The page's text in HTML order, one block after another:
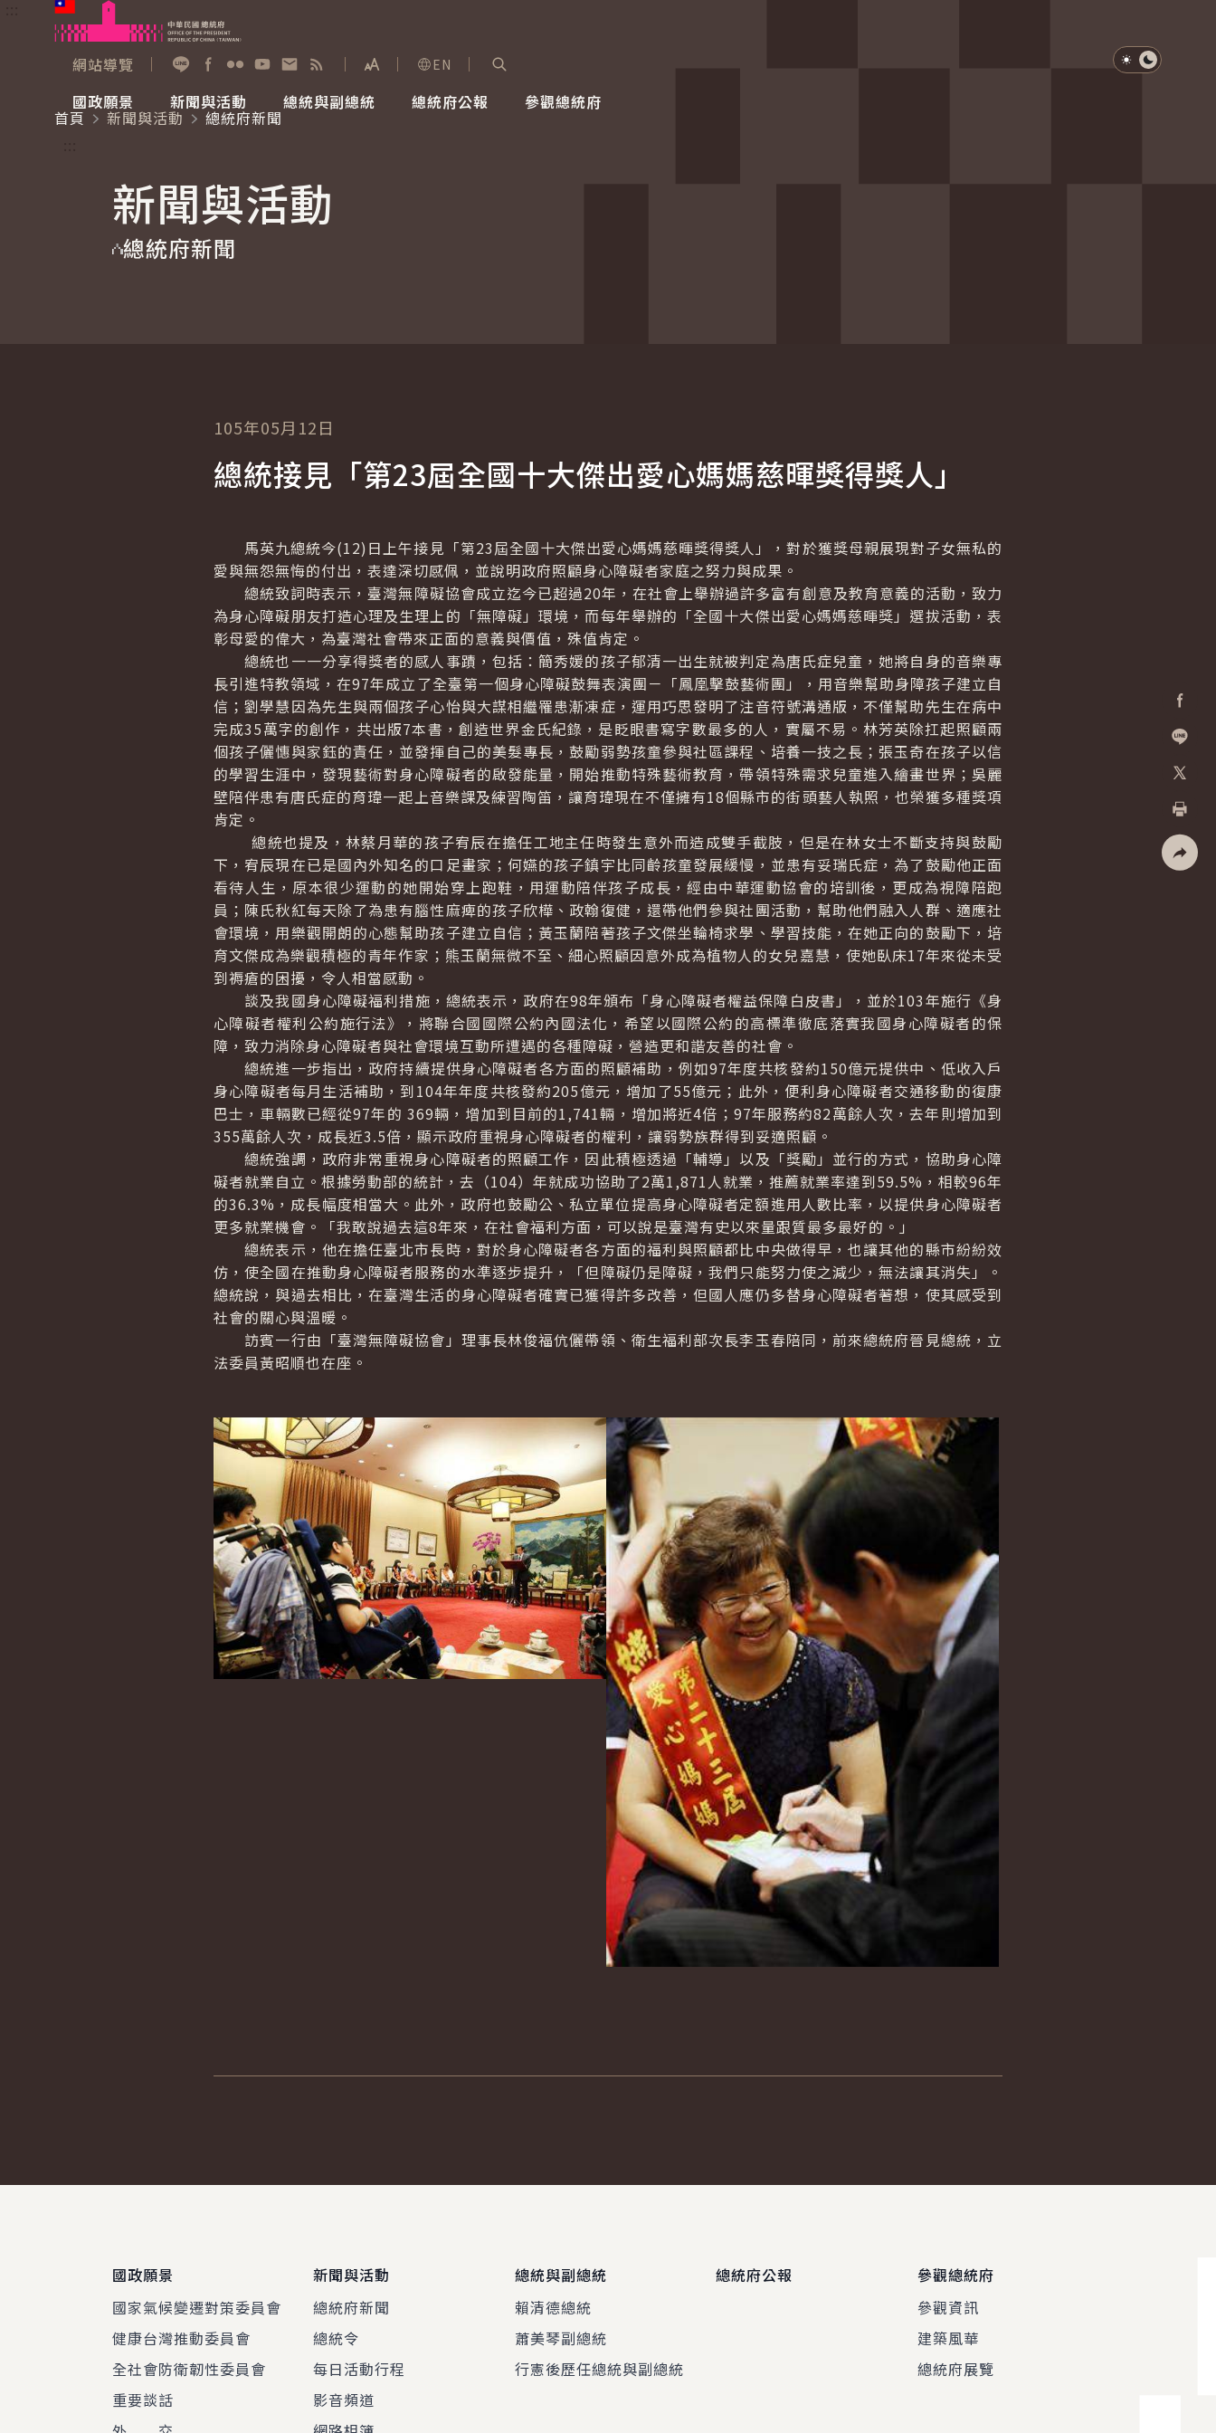
跳到主要內容
網站導覽
展開字級選單
EN
國政願景
國家氣候變遷對策委員會
重要談話
新聞與活動
總統府新聞
影音頻道
總統與副總統
賴清德總統
總統府公報 參觀總統府
參觀資訊
淺色模式
深色模式
首頁
新聞與活動
總統府新聞
新聞與活動
總統府新聞
加入好
列印
105年05月12日
總統接見「第23屆全國十大傑出愛心媽媽慈暉獎得獎人」
馬英九總統今(12)日上午接見「第23屆全國十大傑出愛心媽媽慈暉獎得獎人」，對於獲獎母親展現對子女無私的
愛與無怨無悔的付出，表達深切感佩，並說明政府照顧身心障礙者家庭之努力與成果。
總統致詞時表示，臺灣無障礙協會成立迄今已超過20年，在社會上舉辦過許多富有創意及教育意義的活動，致力
為身心障礙朋友打造心理及生理上的「無障礙」環境，而每年舉辦的「全國十大傑出愛心媽媽慈暉獎」選拔活動，表
彰母愛的偉大，為臺灣社會帶來正面的意義與價值，殊值肯定。
總統也一一分享得獎者的感人事蹟，包括：簡秀媛的孩子郁清一出生就被判定為唐氏症兒童，她將自身的音樂專
長引進特教領域，在97年成立了全臺第一個身心障礙鼓舞表演團－「鳳凰擊鼓藝術團」，用音樂幫助身障孩子建立自
信；劉學慧因為先生與兩個孩子心怡與大謀相繼罹患漸凍症，運用巧思發明了注音符號溝通版，不僅幫助先生在病中
完成35萬字的創作，共出版7本書，創造世界金氏紀錄，是眨眼書寫字數最多的人，實屬不易。林芳英除扛起照顧兩
個孩子儷憓與家鈺的責任，並發揮自己的美髮專長，鼓勵弱勢孩童參與社區課程、培養一技之長；張玉奇在孩子以信
的學習生涯中，發現藝術對身心障礙者的啟發能量，開始推動特殊藝術教育，帶領特殊需求兒童進入繪畫世界；吳麗
壁陪伴患有唐氏症的育瑋一起上音樂課及練習陶笛，讓育瑋現在不僅擁有18個縣市的街頭藝人執照，也榮獲多種獎項
肯定。
總統也提及，林蔡月華的孩子宥辰在擔任工地主任時發生意外而造成雙手截肢，但是在林女士不斷支持與鼓勵
下，宥辰現在已是國內外知名的口足畫家；何嬿的孩子鎮宇比同齡孩童發展緩慢，並患有妥瑞氏症，為了鼓勵他正面
看待人生，原本很少運動的她開始穿上跑鞋，用運動陪伴孩子成長，經由中華運動協會的培訓後，更成為視障陪跑
員；陳氏秋紅每天除了為患有腦性麻痺的孩子欣樺、政翰復健，還帶他們參與社團活動，幫助他們融入人群、適應社
會環境，用樂觀開朗的心態幫助孩子建立自信；黃玉蘭陪著孩子文傑坐輪椅求學、學習技能，在她正向的鼓勵下，培
育文傑成為樂觀積極的青年作家；熊玉蘭無微不至、細心照顧因意外成為植物人的女兒嘉慧，使她臥床17年來從未受
到褥瘡的困擾，令人相當感動。
談及我國身心障礙福利措施，總統表示，政府在98年頒布「身心障礙者權益保障白皮書」，並於103年施行《身
心障礙者權利公約施行法》，將聯合國國際公約內國法化，希望以國際公約的高標準徹底落實我國身心障礙者的保
障，致力消除身心障礙者與社會環境互動所遭遇的各種障礙，營造更和諧友善的社會。
總統進一步指出，政府持續提供身心障礙者各方面的照顧補助，例如97年度共核發約150億元提供中、低收入戶
身心障礙者每月生活補助，到104年年度共核發約205億元，增加了55億元；此外，便利身心障礙者交通移動的復康
巴士，車輛數已經從97年的 369輛，增加到目前的1,741輛，增加將近4倍；97年服務約82萬餘人次，去年則增加到
355萬餘人次，成長近3.5倍，顯示政府重視身心障礙者的權利，讓弱勢族群得到妥適照顧。
總統強調，政府非常重視身心障礙者的照顧工作，因此積極透過「輔導」以及「獎勵」並行的方式，協助身心障
礙者就業自立。根據勞動部的統計，去（104）年就成功協助了2萬1,871人就業，推薦就業率達到59.5%，相較96年
的36.3%，成長幅度相當大。此外，政府也鼓勵公、私立單位提高身心障礙者定額進用人數比率，以提供身心障礙者
更多就業機會。「我敢說過去這8年來，在社會福利方面，可以說是臺灣有史以來量跟質最多最好的。」
總統表示，他在擔任臺北市長時，對於身心障礙者各方面的福利與照顧都比中央做得早，也讓其他的縣市紛紛效
仿，使全國在推動身心障礙者服務的水準逐步提升，「但障礙仍是障礙，我們只能努力使之減少，無法讓其消失」。
總統說，與過去相比，在臺灣生活的身心障礙者確實已獲得許多改善，但國人應仍多替身心障礙者著想，使其感受到
社會的關心與溫暖。
訪賓一行由「臺灣無障礙協會」理事長林俊福伉儷帶領、衛生福利部次長李玉春陪同，前來總統府晉見總統，立
法委員黃昭順也在座。
國政願景
國家氣候變遷對策委員會
健康台灣推動委員會
全社會防衛韌性委員會
重要談話
新聞與活動
總統府新聞
總統令
每日活動行程
影音頻道
總統與副總統
賴清德總統
蕭美琴副總統
行憲後歷任總統與副總統
總統府公報
參觀總統府
參觀資訊
建築風華
總統府展覽